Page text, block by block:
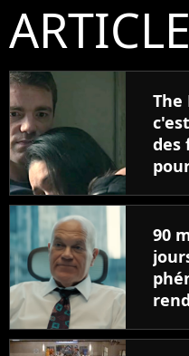
The
des
90